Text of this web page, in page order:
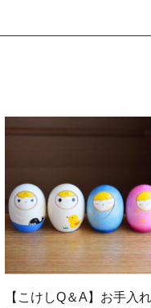
【こけしQ＆A】お手入